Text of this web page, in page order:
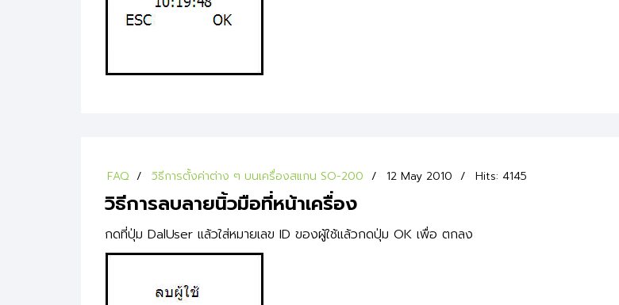
FAQ วิธีการตั้งค่าต่าง ๆ บนเครื่องสแกน SO-200 12 May 2010 Hits: 4145
วิธีการลบลายนิ้วมือที่หน้าเครื่อง
กดที่ปุ่ม DalUser แล้วใส่หมายเลข ID ของผู้ใช้แล้วกดปุ่ม OK เพื่อ ตกลง